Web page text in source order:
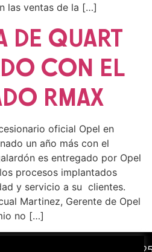
las ventas de la […]
DE QUART
CON EL
RMAX
oficial Opel en
un año más con el
es entregado por Opel
procesos implantados
y servicio a su clientes.
Martinez, Gerente de Opel
no […]